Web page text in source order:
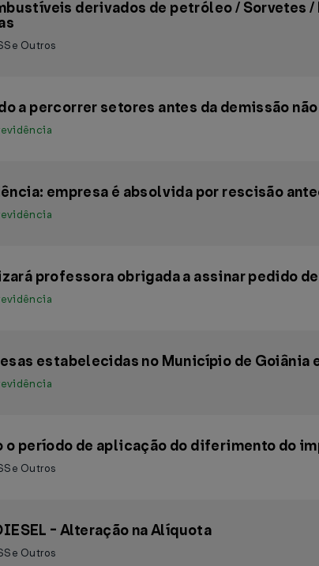
derivados de petróleo /
e Outros
a percorrer setores antes da demissão
empresa é absolvida por rescisão
professora obrigada a assinar pedido
estabelecidas no Município de
o período de aplicação do diferimento do
e Outros
- Alteração na Alíquota
e Outros